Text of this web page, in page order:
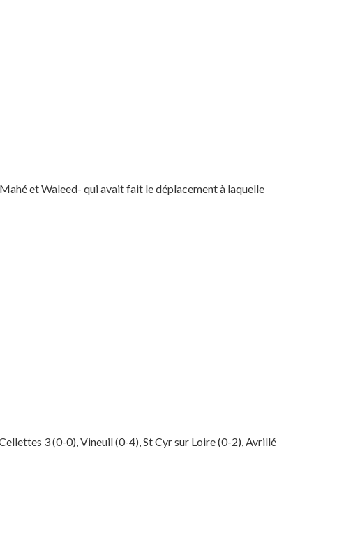
et Waleed- qui avait fait le déplacement à laquelle
3 (0-0), Vineuil (0-4), St Cyr sur Loire (0-2), Avrillé